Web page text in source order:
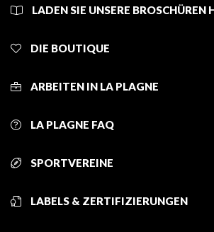
LADEN SIE UNSERE BROSCHÜREN
DIE BOUTIQUE
ARBEITEN IN LA PLAGNE
LA PLAGNE FAQ
SPORTVEREINE
LABELS & ZERTIFIZIERUNGEN